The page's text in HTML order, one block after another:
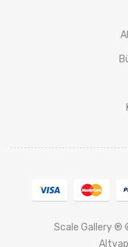
Scale Gallery ®